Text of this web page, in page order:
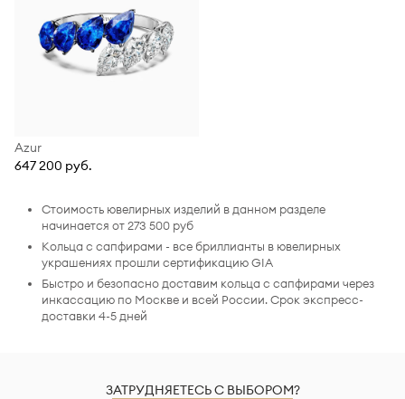
Azur
647 200 руб.
Стоимость ювелирных изделий в данном разделе
начинается от 273 500 руб
Кольца с сапфирами - все бриллианты в ювелирных
украшениях прошли сертификацию GIA
Быстро и безопасно доставим кольца с сапфирами через
инкассацию по Москве и всей России. Срок экспресс-
доставки 4-5 дней
ЗАТРУДНЯЕТЕСЬ С ВЫБОРОМ?